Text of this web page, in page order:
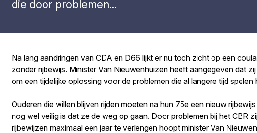
die door problemen...
Na lang aandringen van CDA en D66 lijkt er nu toch zicht op een
zonder rijbewijs. Minister Van Nieuwenhuizen heeft aangegeven dat
om een tijdelijke oplossing voor de problemen die al langere tijd spelen
Ouderen die willen blijven rijden moeten na hun 75e een nieuw
nog wel veilig is dat ze de weg op gaan. Door problemen bij het
rijbewijzen maximaal een jaar te verlengen hoopt minister Van